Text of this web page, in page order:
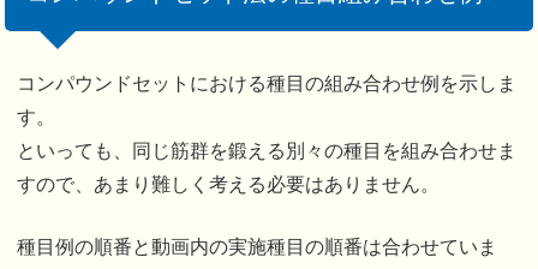
コンパウンドセットにおける種目の組み合わせ例を示しま
す。
といっても、同じ筋群を鍛える別々の種目を組み合わせま
すので、あまり難しく考える必要はありません。
種目例の順番と動画内の実施種目の順番は合わせていま